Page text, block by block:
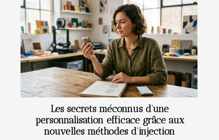
Les secrets méconnus d’une
personnalisation efficace grâce aux
nouvelles méthodes d’injection